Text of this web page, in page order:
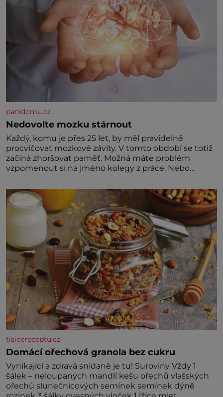
panidomu.cz
Nedovolte mozku stárnout
Každý, komu je přes 25 let, by měl pravidelně
procvičovat mozkové závity. V tomto období se totiž
začíná zhoršovat paměť. Možná máte problém
vzpomenout si na jméno kolegy z práce. Nebo
nedávno přečetli. Je to opravdu tak, s věkem jako
kdyby se paměť rozhodla stávkovat. Cvičte
tisicereceptu.cz
Domácí ořechová granola bez cukru
Vynikající a zdravá snídaně je tu! Suroviny Vždy 1
šálek – neloupaných mandlí kešu ořechů vlašských
ořechů slunečnicových semínek semínek dýně